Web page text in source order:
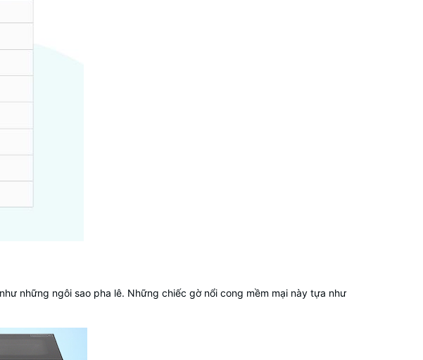
những ngôi sao pha lê. Những chiếc gờ nổi cong mềm mại này tựa như